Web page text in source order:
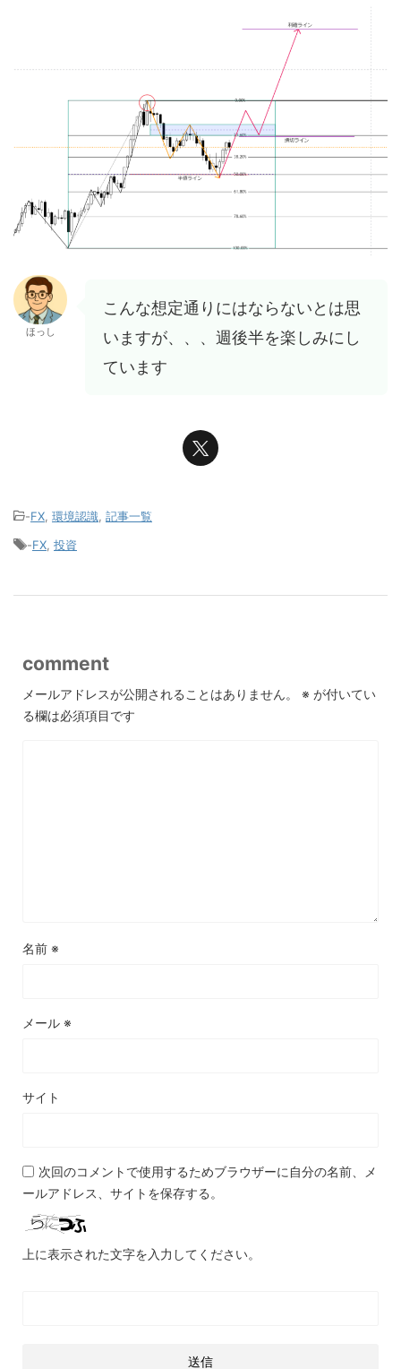
ほっし
こんな想定通りにはならないとは思
いますが、、、週後半を楽しみにし
ています
-FX 環境認識 記事一覧
-FX 投資
comment
メールアドレスが公開されることはありません。 ※ が付いてい
る欄は必須項目です
名前 ※
メール ※
サイト
次回のコメントで使用するためブラウザーに自分の名前、メ
ールアドレス、サイトを保存する。
上に表示された文字を入力してください。